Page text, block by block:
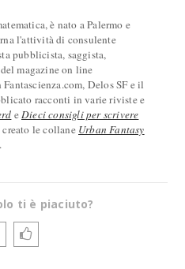
è nato a Palermo e
l'attività di consulente
pubblicista, saggista,
magazine on line
Delos SF e il
racconti in varie riviste e
eDieci consigli per scrivere
le collane Urban Fantasy
ti è piaciuto?